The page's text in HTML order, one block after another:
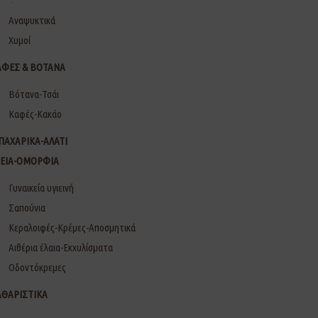
Αναψυκτικά
Χυμοί
& ΒΟΤΑΝΑ
Βότανα-Τσάι
Καφές-Κακάο
ΑΛΑΤΙ
ΟΜΟΡΦΙΑ
Γυναικεία υγιεινή
Σαπούνια
Κεραλοιφές-Κρέμες-Αποσμητικά
Αιθέρια έλαια-Εκχυλίσματα
Οδοντόκρεμες